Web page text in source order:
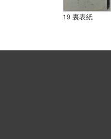
19 裏表紙